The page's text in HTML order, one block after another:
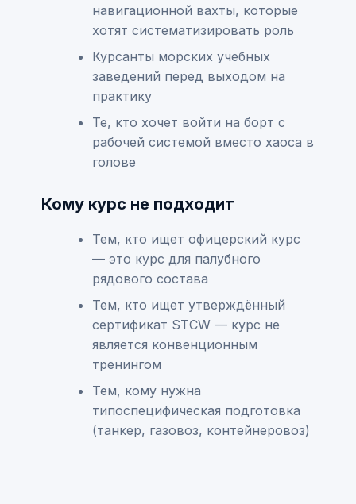
навигационной вахты, которые
хотят систематизировать роль
Курсанты морских учебных
заведений перед выходом на
практику
Те, кто хочет войти на борт с
рабочей системой вместо хаоса в
голове
Кому курс не подходит
Тем, кто ищет офицерский курс
— это курс для палубного
рядового состава
Тем, кто ищет утверждённый
сертификат STCW — курс не
является конвенционным
тренингом
Тем, кому нужна
типоспецифическая подготовка
(танкер, газовоз, контейнеровоз)